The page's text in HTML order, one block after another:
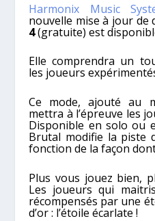
Harmonix Music
nouvelle mise à jour de
4(gratuite) est
Elle comprendra un
les joueurs
Ce mode, ajouté au
mettra à l’épreuve les
Disponible en solo ou
Brutal modifie la piste
fonction de la façon
Plus vous jouez bien,
Les joueurs qui
récompensés par une
d’or : l’étoile écarlate !